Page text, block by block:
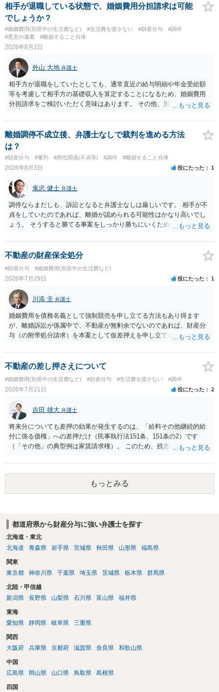
貞発覚後、長期間同居を続けると、不貞を許したとの評価につながる
場合がありますので、ご注意ください。 以上、ご参考まで。
相手が退職している状態で、婚姻費用分担請求は可能
でしょうか？
#婚姻費用(別居中の生活費など) #生活費を渡さない #財産分与
#調停
#悪意の遺棄
#離婚すること自体
2026年8月2日
外山 大地 弁護士
相手方が退職をしていたとしても、通常直近の給与明細や年金受給額
等を考慮して相手方の基礎収入を算定することになるため、婚姻費用
分担請求をご検討いただく意味はあります。 その他、別居の経緯、質
て、ご検討いただくのが良いかと思います。
離婚調停不成立後、弁護士なしで裁判を進める方法
は？
#財産分与 #審判 #異性関係(不貞等) #調停 #離婚すること自体
2026年8月3日 役にたった 1
鬼沢 健士 弁護士
調停ならまだしも、訴訟となると弁護士なしは厳しいです。 相手が不
貞をしていたのであれば、離婚が認められる可能性はかなり高いでし
ょう。 そうすると勝てる事案をしっかり勝ちにいくためにも弁護士委
不動産の財産保全処分
#財産分与 #婚姻費用(別居中の生活費など)
2026年7月29日 役にたった 1
川添 圭 弁護士
婚姻費用を債務名義として強制競売を申し立てる方法もあり得ます
が、離婚訴訟が係属中で、不動産が無剰余でないのであれば、財産分
与（の附帯処分請求）を本案として仮差押えを申し立てる（法的には
えられます。弁護士へ依頼しているのであれば、担当弁護士とよく相
談してください。
不動産の差し押さえについて
#婚姻費用(別居中の生活費など) #財産分与 #生活費を渡さない #調停
2026年7月21日 役にたった 2
吉田 雄大 弁護士
将来分についても差押の効果が発生するのは、「給料その他継続的給
付に係る債権」への差押だけ（民事執行法151条、151条の2）です
（「その他」の典型例は家賃請求権）。 このため、残念ながらお答え
のみが配当の対象です。
もっとみる
都道府県から財産分与に強い弁護士を探す
北海道・東北
北海道
青森県 岩手県 宮城県 秋田県 山形県 福島県
関東
東京都
神奈川県 千葉県 埼玉県 茨城県 栃木県 群馬県
北陸・甲信越
新潟県
長野県 山梨県 石川県 富山県 福井県
東海
愛知県
静岡県 岐阜県 三重県
関西
大阪府
兵庫県 京都府 滋賀県 奈良県 和歌山県
中国
広島県
岡山県 山口県 鳥取県 島根県
四国